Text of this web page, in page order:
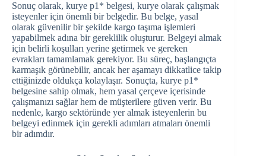
Sonuç olarak, kurye p1* belgesi, kurye olarak çalışmak
isteyenler için önemli bir belgedir. Bu belge, yasal
olarak güvenilir bir şekilde kargo taşıma işlemleri
yapabilmek adına bir gereklilik oluşturur. Belgeyi almak
için belirli koşulları yerine getirmek ve gereken
evrakları tamamlamak gerekiyor. Bu süreç, başlangıçta
karmaşık görünebilir, ancak her aşamayı dikkatlice takip
ettiğinizde oldukça kolaylaşır. Sonuçta, kurye p1*
belgesine sahip olmak, hem yasal çerçeve içerisinde
çalışmanızı sağlar hem de müşterilere güven verir. Bu
nedenle, kargo sektöründe yer almak isteyenlerin bu
belgeyi edinmek için gerekli adımları atmaları önemli
bir adımdır.